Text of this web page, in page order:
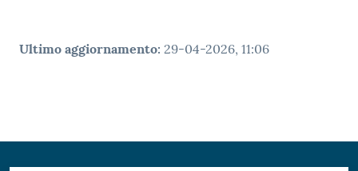
Ultimo aggiornamento: 29-04-2026, 11:06